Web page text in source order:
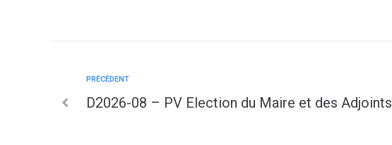
PRÉCÉDENT
D2026-08 – PV Election du Maire et des Adjoints